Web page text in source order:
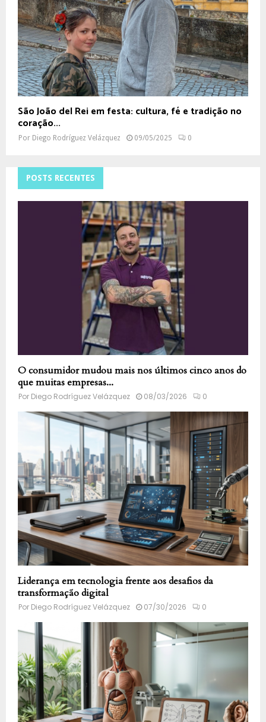
São João del Rei em festa: cultura, fé e tradição no
coração...
Por Diego Rodríguez Velázquez 09/05/2025 0
POSTS RECENTES
O consumidor mudou mais nos últimos cinco anos do
que muitas empresas...
Por Diego Rodríguez Velázquez 08/03/2026 0
Liderança em tecnologia frente aos desafios da
transformação digital
Por Diego Rodríguez Velázquez 07/30/2026 0